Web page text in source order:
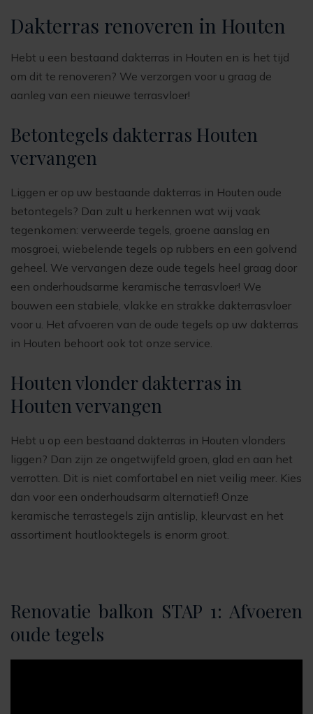
Dakterras renoveren in Houten
Hebt u een bestaand dakterras in Houten en is het tijd
om dit te renoveren? We verzorgen voor u graag de
aanleg van een nieuwe terrasvloer!
Betontegels dakterras Houten
vervangen
Liggen er op uw bestaande dakterras in Houten oude
betontegels? Dan zult u herkennen wat wij vaak
tegenkomen: verweerde tegels, groene aanslag en
mosgroei, wiebelende tegels op rubbers en een golvend
geheel. We vervangen deze oude tegels heel graag door
een onderhoudsarme keramische terrasvloer! We
bouwen een stabiele, vlakke en strakke dakterrasvloer
voor u. Het afvoeren van de oude tegels op uw dakterras
in Houten behoort ook tot onze service.
Houten vlonder dakterras in
Houten vervangen
Hebt u op een bestaand dakterras in Houten vlonders
liggen? Dan zijn ze ongetwijfeld groen, glad en aan het
verrotten. Dit is niet comfortabel en niet veilig meer. Kies
dan voor een onderhoudsarm alternatief! Onze
keramische terrastegels zijn antislip, kleurvast en het
assortiment houtlooktegels is enorm groot.
Renovatie balkon STAP 1: Afvoeren
oude tegels